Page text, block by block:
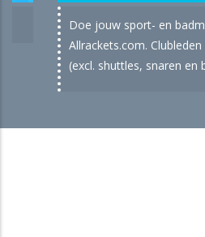
Doe jouw sport- en badminton
Allrackets.com. Clubleden
(excl. shuttles, snaren en